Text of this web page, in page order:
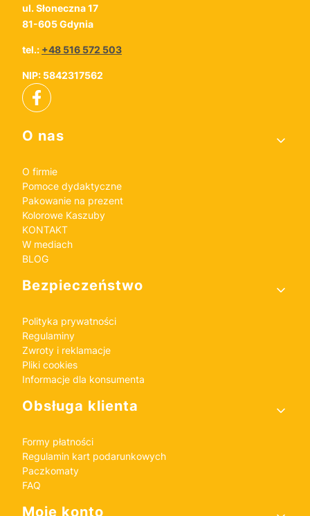
ul. Słoneczna 17
81-605 Gdynia
tel.: +48 516 572 503
NIP: 5842317562
Linki w stopce
O nas
O firmie
Pomoce dydaktyczne
Pakowanie na prezent
Kolorowe Kaszuby
KONTAKT
W mediach
BLOG
Bezpieczeństwo
Polityka prywatności
Regulaminy
Zwroty i reklamacje
Pliki cookies
Informacje dla konsumenta
Obsługa klienta
Formy płatności
Regulamin kart podarunkowych
Paczkomaty
FAQ
Moje konto